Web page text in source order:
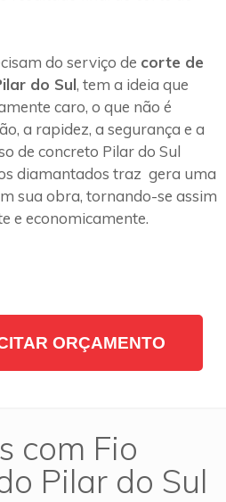
do serviço de corte de
do Sul, tem a ideia que
caro, o que não é
a rapidez, a segurança e a
de concreto Pilar do Sul
diamantados traz gera uma
sua obra, tornando-se assim
e economicamente.
ORÇAMENTO
com Fio
Pilar do Sul